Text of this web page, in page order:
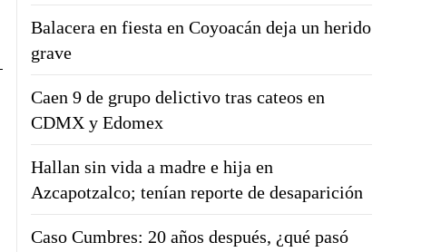
Balacera en fiesta en Coyoacán deja un herido
grave
Caen 9 de grupo delictivo tras cateos en
CDMX y Edomex
Hallan sin vida a madre e hija en
Azcapotzalco; tenían reporte de desaparición
Caso Cumbres: 20 años después, ¿qué pasó